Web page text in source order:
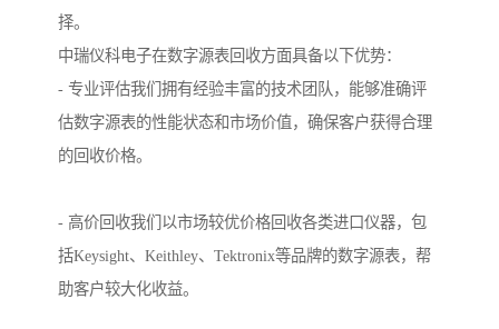
择。
中瑞仪科电子在数字源表回收方面具备以下优势：
- 专业评估我们拥有经验丰富的技术团队，能够准确评
估数字源表的性能状态和市场价值，确保客户获得合理
的回收价格。
- 高价回收我们以市场较优价格回收各类进口仪器，包
括Keysight、Keithley、Tektronix等品牌的数字源表，帮
助客户较大化收益。